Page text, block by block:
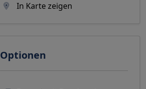
In Karte zeigen
Optionen